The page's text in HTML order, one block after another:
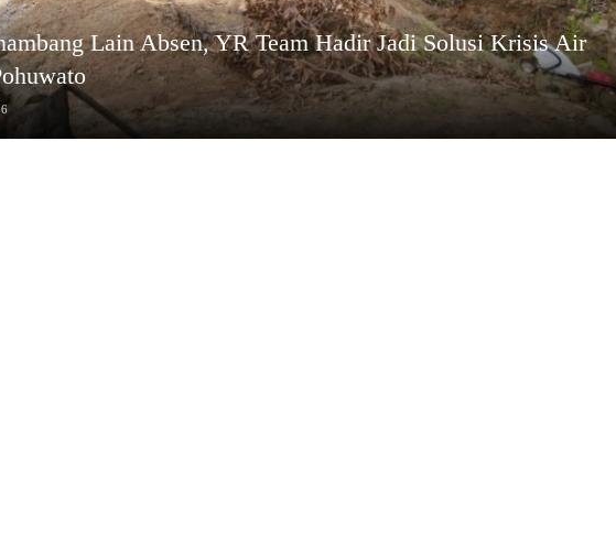
Lain Absen, YR Team Hadir Jadi Solusi Krisis Air